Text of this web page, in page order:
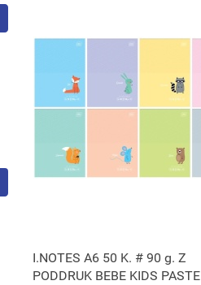
Produkt niedostępny
I.NOTES A6 50 K. # 90 g. Z
PODDRUK BEBE KIDS PASTE